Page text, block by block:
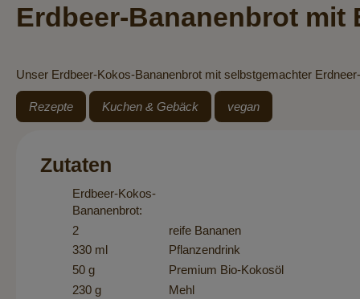
Erdbeer-Bananenbrot mit
Unser Erdbeer-Kokos-Bananenbrot mit selbstgemachter
Rezepte Kuchen & Gebäck vegan
Zutaten
Erdbeer-Kokos-
Bananenbrot:
2
reife Bananen
330 ml
Pflanzendrink
50 g
Premium Bio-Kokosöl
230 g
Mehl